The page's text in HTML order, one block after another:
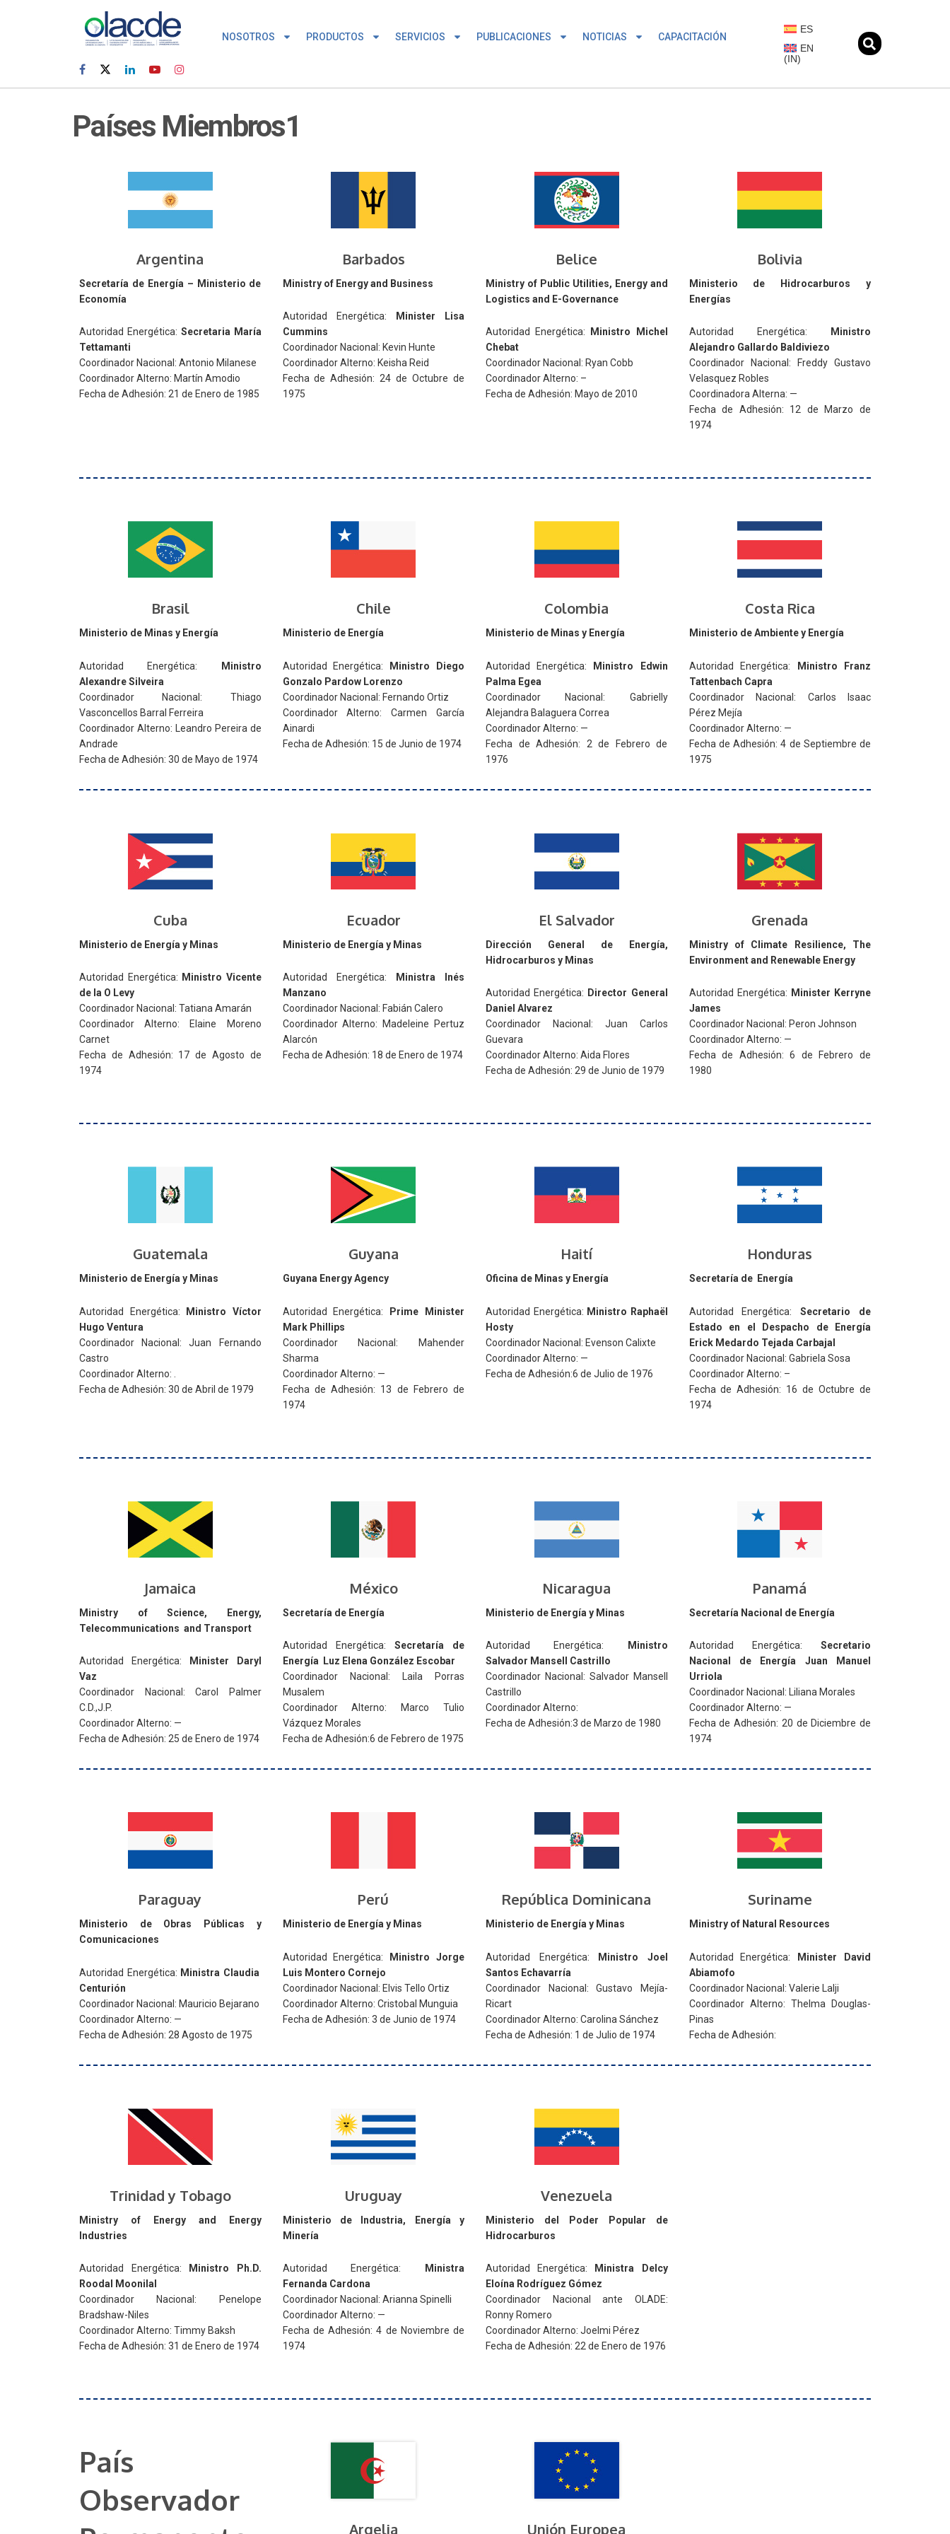
NOSOTROS PRODUCTOS SERVICIOS PUBLICACIONES NOTICIAS CAPACITACIÓN
ES
EN
(IN)
Países Miembros1
Argentina
Secretaría de Energía – Ministerio de
Economía
Autoridad Energética: Secretaria María
Tettamanti
Coordinador Nacional: Antonio Milanese
Coordinador Alterno: Martín Amodio
Fecha de Adhesión: 21 de Enero de 1985
Barbados
Ministry of Energy and Business
Autoridad Energética:
Minister Lisa
Cummins
Coordinador Nacional: Kevin Hunte
Coordinador Alterno: Keisha Reid
Fecha de Adhesión: 24 de Octubre de
1975
Belice
Ministry of Public Utilities, Energy and
Logistics and E-Governance
Autoridad Energética:
Ministro Michel
Chebat
Coordinador Nacional: Ryan Cobb
Coordinador Alterno: –
Fecha de Adhesión: Mayo de 2010
Bolivia
Ministerio de Hidrocarburos y
Energías
Autoridad Energética:
Ministro
Alejandro Gallardo Baldiviezo
Coordinador Nacional: Freddy Gustavo
Velasquez Robles
Coordinadora Alterna: —
Fecha de Adhesión: 12 de Marzo de
1974
Brasil
Ministerio de Minas y Energía
Autoridad Energética:
Ministro
Alexandre Silveira
Coordinador Nacional: Thiago
Vasconcellos Barral Ferreira
Coordinador Alterno: Leandro Pereira de
Andrade
Fecha de Adhesión: 30 de Mayo de 1974
Chile
Ministerio de Energía
Autoridad Energética:
Ministro Diego
Gonzalo Pardow Lorenzo
Coordinador Nacional: Fernando Ortiz
Coordinador Alterno: Carmen García
Ainardi
Fecha de Adhesión: 15 de Junio de 1974
Colombia
Ministerio de Minas y Energía
Autoridad Energética:
Ministro Edwin
Palma Egea
Coordinador Nacional: Gabrielly
Alejandra Balaguera Correa
Coordinador Alterno: —
Fecha de Adhesión: 2 de Febrero de
1976
Costa Rica
Ministerio de Ambiente y Energía
Autoridad Energética:
Ministro Franz
Tattenbach Capra
Coordinador Nacional: Carlos Isaac
Pérez Mejía
Coordinador Alterno: —
Fecha de Adhesión: 4 de Septiembre de
1975
Cuba
Ministerio de Energía y Minas
Autoridad Energética: Ministro Vicente
de la O Levy
Coordinador Nacional: Tatiana Amarán
Coordinador Alterno: Elaine Moreno
Carnet
Fecha de Adhesión: 17 de Agosto de
1974
Ecuador
Ministerio de Energía y Minas
Autoridad Energética:
Ministra Inés
Manzano
Coordinador Nacional: Fabián Calero
Coordinador Alterno: Madeleine Pertuz
Alarcón
Fecha de Adhesión: 18 de Enero de 1974
El Salvador
Dirección General de Energía,
Hidrocarburos y Minas
Autoridad Energética: Director General
Daniel Alvarez
Coordinador Nacional: Juan Carlos
Guevara
Coordinador Alterno: Aida Flores
Fecha de Adhesión: 29 de Junio de 1979
Grenada
Ministry of Climate Resilience, The
Environment and Renewable Energy
Autoridad Energética: Minister Kerryne
James
Coordinador Nacional: Peron Johnson
Coordinador Alterno: —
Fecha de Adhesión: 6 de Febrero de
1980
Guatemala
Ministerio de Energía y Minas
Autoridad Energética:
Ministro Víctor
Hugo Ventura
Coordinador Nacional: Juan Fernando
Castro
Coordinador Alterno: .
Fecha de Adhesión: 30 de Abril de 1979
Guyana
Guyana Energy Agency
Autoridad Energética: Prime
Minister
Mark Phillips
Coordinador Nacional: Mahender
Sharma
Coordinador Alterno: —
Fecha de Adhesión: 13 de Febrero de
1974
Haití
Oficina de Minas y Energía
Autoridad Energética: Ministro Raphaël
Hosty
Coordinador Nacional: Evenson Calixte
Coordinador Alterno: —
Fecha de Adhesión:6 de Julio de 1976
Honduras
Secretaría de Energía
Autoridad Energética:Secretario de
Estado en el Despacho de Energía
Erick Medardo Tejada Carbajal
Coordinador Nacional: Gabriela Sosa
Coordinador Alterno: –
Fecha de Adhesión: 16 de Octubre de
1974
Jamaica
Ministry of Science, Energy,
Telecommunications and Transport
Autoridad Energética:
Minister Daryl
Vaz
Coordinador Nacional: Carol Palmer
C.D.,J.P.
Coordinador Alterno: —
Fecha de Adhesión: 25 de Enero de 1974
México
Secretaría de Energía
Autoridad Energética: Secretaría de
Energía Luz Elena González Escobar
Coordinador Nacional: Laila Porras
Musalem
Coordinador Alterno: Marco Tulio
Vázquez Morales
Fecha de Adhesión:6 de Febrero de 1975
Nicaragua
Ministerio de Energía y Minas
Autoridad Energética:
Ministro
Salvador Mansell Castrillo
Coordinador Nacional: Salvador Mansell
Castrillo
Coordinador Alterno:
Fecha de Adhesión:3 de Marzo de 1980
Panamá
Secretaría Nacional de Energía
Autoridad Energética: Secretario
Nacional de Energía
Juan Manuel
Urriola
Coordinador Nacional: Liliana Morales
Coordinador Alterno: —
Fecha de Adhesión: 20 de Diciembre de
1974
Paraguay
Ministerio de Obras Públicas y
Comunicaciones
Autoridad Energética: Ministra Claudia
Centurión
Coordinador Nacional: Mauricio Bejarano
Coordinador Alterno: —
Fecha de Adhesión: 28 Agosto de 1975
Perú
Ministerio de Energía y Minas
Autoridad Energética:
Ministro Jorge
Luis Montero Cornejo
Coordinador Nacional: Elvis Tello Ortiz
Coordinador Alterno: Cristobal Munguia
Fecha de Adhesión: 3 de Junio de 1974
República Dominicana
Ministerio de Energía y Minas
Autoridad Energética:
Ministro Joel
Santos Echavarría
Coordinador Nacional: Gustavo Mejía-
Ricart
Coordinador Alterno: Carolina Sánchez
Fecha de Adhesión: 1 de Julio de 1974
Suriname
Ministry of Natural Resources
Autoridad Energética:
Minister David
Abiamofo
Coordinador Nacional: Valerie Lalji
Coordinador Alterno: Thelma Douglas-
Pinas
Fecha de Adhesión:
Trinidad y Tobago
Ministry of Energy and Energy
Industries
Autoridad Energética:
Ministro Ph.D.
Roodal Moonilal
Coordinador Nacional: Penelope
Bradshaw-Niles
Coordinador Alterno: Timmy Baksh
Fecha de Adhesión: 31 de Enero de 1974
Uruguay
Ministerio de Industria, Energía y
Minería
Autoridad Energética:
Ministra
Fernanda Cardona
Coordinador Nacional: Arianna Spinelli
Coordinador Alterno: —
Fecha de Adhesión: 4 de Noviembre de
1974
Venezuela
Ministerio del Poder Popular de
Hidrocarburos
Autoridad Energética:
Ministra Delcy
Eloína Rodríguez Gómez
Coordinador Nacional ante OLADE:
Ronny Romero
Coordinador Alterno: Joelmi Pérez
Fecha de Adhesión: 22 de Enero de 1976
País
Observador
Argelia Unión Europea